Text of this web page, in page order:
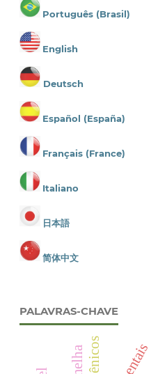
Português (Brasil)
English
Deutsch
Español (España)
Français (France)
Italiano
日本語
简体中文
PALAVRAS-CHAVE